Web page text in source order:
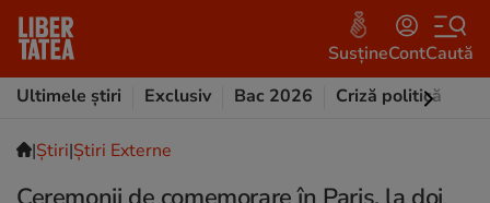
SusțineContCaută
Ultimele știri
Exclusiv Bac 2026 Criză politică
|Ştiri|Știri Externe